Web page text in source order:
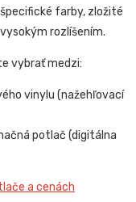
farby, zložité
rozlíšením.
vybrať medzi:
vinylu (nažehľovací
potlač (digitálna
a cenách